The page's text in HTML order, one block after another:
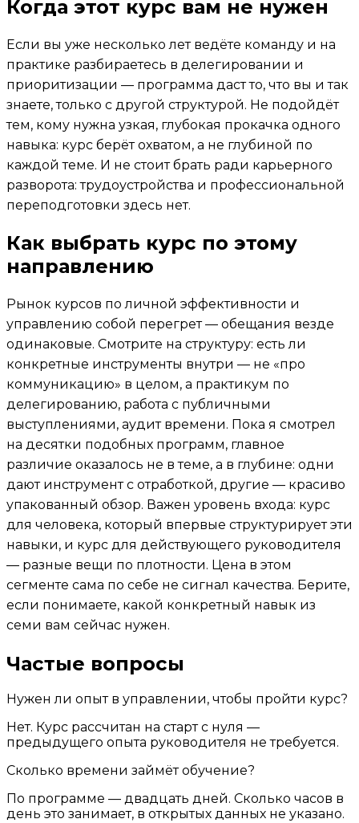
Когда этот курс вам не нужен
Если вы уже несколько лет ведёте команду и на
практике разбираетесь в делегировании и
приоритизации — программа даст то, что вы и так
знаете, только с другой структурой. Не подойдёт
тем, кому нужна узкая, глубокая прокачка одного
навыка: курс берёт охватом, а не глубиной по
каждой теме. И не стоит брать ради карьерного
разворота: трудоустройства и профессиональной
переподготовки здесь нет.
Как выбрать курс по этому
направлению
Рынок курсов по личной эффективности и
управлению собой перегрет — обещания везде
одинаковые. Смотрите на структуру: есть ли
конкретные инструменты внутри — не «про
коммуникацию» в целом, а практикум по
делегированию, работа с публичными
выступлениями, аудит времени. Пока я смотрел
на десятки подобных программ, главное
различие оказалось не в теме, а в глубине: одни
дают инструмент с отработкой, другие — красиво
упакованный обзор. Важен уровень входа: курс
для человека, который впервые структурирует эти
навыки, и курс для действующего руководителя
— разные вещи по плотности. Цена в этом
сегменте сама по себе не сигнал качества. Берите,
если понимаете, какой конкретный навык из
семи вам сейчас нужен.
Частые вопросы
Нужен ли опыт в управлении, чтобы пройти курс?
Нет. Курс рассчитан на старт с нуля —
предыдущего опыта руководителя не требуется.
Сколько времени займёт обучение?
По программе — двадцать дней. Сколько часов в
день это занимает, в открытых данных не указано.